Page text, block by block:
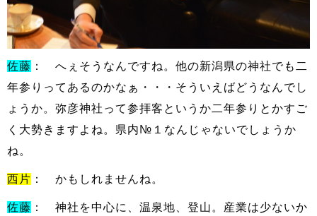
佐藤 ： へぇそうなんですね。他の新潟県の神社でも二
年参りってあるのかなぁ・・・そういえばどうなんでし
ょうか。弥彦神社って参拝客というか二年参りとかすご
く大勢きますよね。県内№１なんじゃないでしょうか
ね。
西片 ： かもしれませんね。
佐藤 ： 神社を中心に、温泉地、登山。産業は少ないか